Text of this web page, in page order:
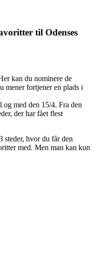
til Odenses
kan du nominere de
mener fortjener en plads i
med den 15/4. Fra den
der har fået flest
steder, hvor du får den
med. Men man kan kun